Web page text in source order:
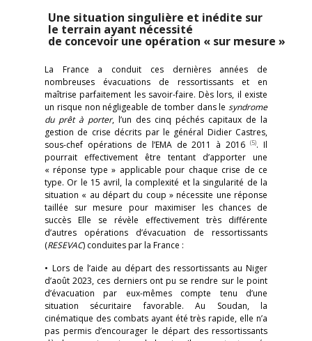
Une situation singulière et inédite sur
le terrain ayant nécessité
de concevoir une opération « sur mesure »
La France a conduit ces dernières années de
nombreuses évacuations de ressortissants et en
maîtrise parfaitement les savoir-faire. Dès lors, il existe
un risque non négligeable de tomber dans le syndrome
du prêt à porter, l’un des cinq péchés capitaux de la
gestion de crise décrits par le général Didier Castres,
sous-chef opérations de l’EMA de 2011 à 2016(5). Il
pourrait effectivement être tentant d’apporter une
« réponse type » applicable pour chaque crise de ce
type. Or le 15 avril, la complexité et la singularité de la
situation « au départ du coup » nécessite une réponse
taillée sur mesure pour maximiser les chances de
succès Elle se révèle effectivement très différente
d’autres opérations d’évacuation de ressortissants
(RESEVAC) conduites par la France :
• Lors de l’aide au départ des ressortissants au Niger
d’août 2023, ces derniers ont pu se rendre sur le point
d’évacuation par eux-mêmes compte tenu d’une
situation sécuritaire favorable. Au Soudan, la
cinématique des combats ayant été très rapide, elle n’a
pas permis d’encourager le départ des ressortissants